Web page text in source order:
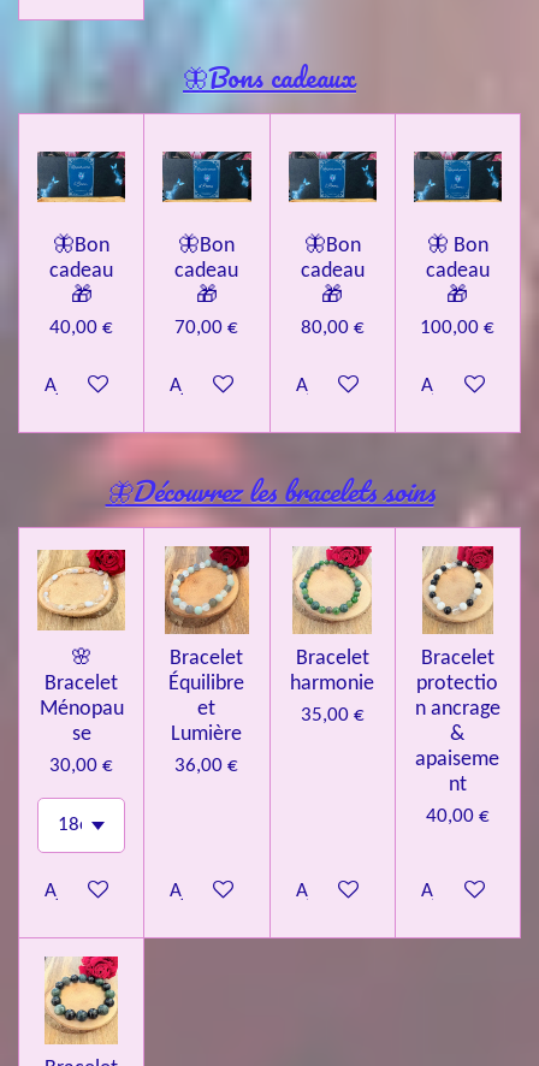
🦋Bons cadeaux
🦋Bon
cadeau
🎁
40,00 €
Ajouter au panier
🦋Bon
cadeau
🎁
70,00 €
Ajouter au panier
🦋Bon
cadeau
🎁
80,00 €
Ajouter au panier
🦋 Bon
cadeau
🎁
100,00 €
Ajouter au
🦋Découvrez les bracelets soins
🌸
Bracelet
Ménopau
se
30,00 €
Ajouter au panier
Bracelet
Équilibre
et
Lumière
36,00 €
Ajouter au panier
Bracelet
harmonie
35,00 €
Ajouter au panier
Bracelet
protectio
n ancrage
&
apaiseme
nt
40,00 €
Ajouter au